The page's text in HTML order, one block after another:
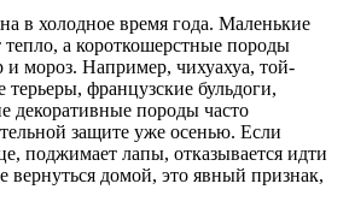
в холодное время года. Маленькие
а короткошерстные породы
и мороз. Например, чихуахуа, той-
французские бульдоги,
декоративные породы часто
защите уже осенью. Если
поджимает лапы, отказывается идти
вернуться домой, это явный признак,